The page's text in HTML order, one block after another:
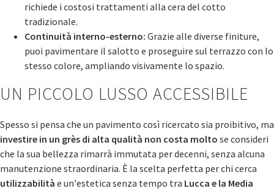
richiede i costosi trattamenti alla cera del cotto
tradizionale.
Continuità interno-esterno: Grazie alle diverse finiture,
puoi pavimentare il salotto e proseguire sul terrazzo con lo
stesso colore, ampliando visivamente lo spazio.
UN PICCOLO LUSSO ACCESSIBILE
Spesso si pensa che un pavimento così ricercato sia proibitivo, ma
investire in un grès di alta qualità non costa molto se consideri
che la sua bellezza rimarrà immutata per decenni, senza alcuna
manutenzione straordinaria. È la scelta perfetta per chi cerca
utilizzabilità e un'estetica senza tempo tra Lucca e la Media